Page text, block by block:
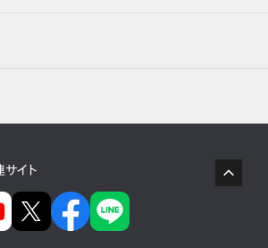
サイト